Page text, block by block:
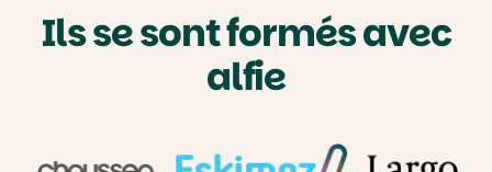
Ils se sont formés avec
alfie